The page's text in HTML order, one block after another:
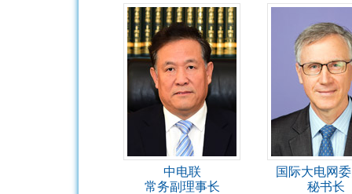
中电联
常务副理事长
国际大电网
秘书长